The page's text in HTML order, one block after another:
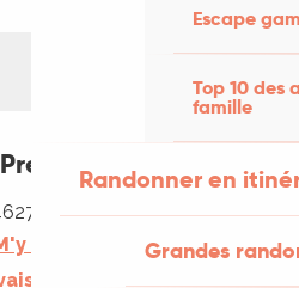
Escape
Top 10 des
famille
Randonner en
Grandes
Prendeignes
rendre
en train !